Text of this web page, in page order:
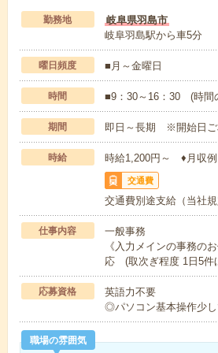
勤務地
岐阜県羽島市
岐阜羽島駅から車5分
曜日頻度 ■月～金曜日
時間 ■9：30～16：30 (時間
期間 即日～長期 ※開始日ご
時給 時給1,200円～ ♦月収例
交通費
交通費別途支給（当社規
仕事内容
一般事務
《入力メインの事務
応 (取次ぎ程度 1日
応募資格
英語力不要
◎パソコン基本操作少
職場の雰囲気